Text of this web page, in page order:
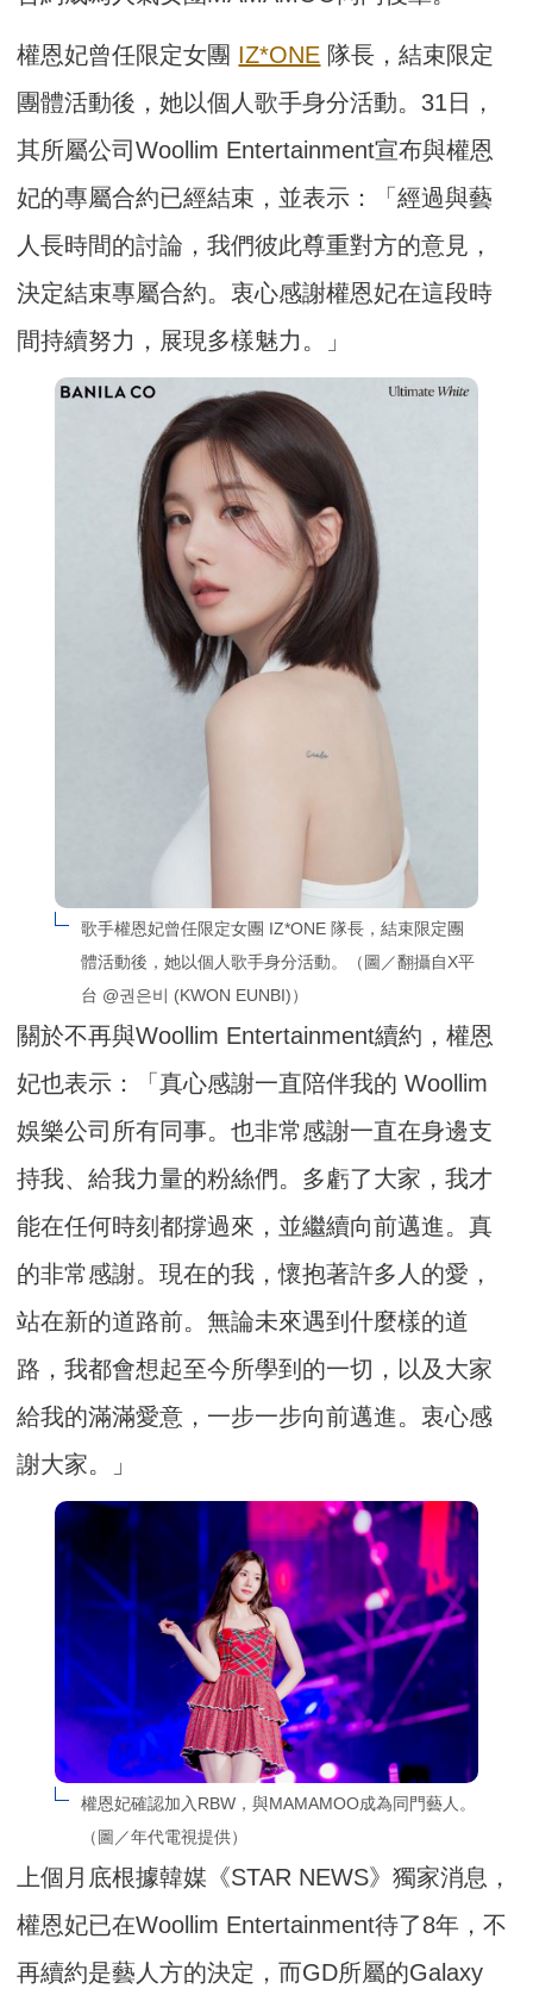
權恩妃曾任限定女團 IZ*ONE 隊長，結束限定
團體活動後，她以個人歌手身分活動。31日，
其所屬公司Woollim Entertainment宣布與權恩
妃的專屬合約已經結束，並表示：「經過與藝
人長時間的討論，我們彼此尊重對方的意見，
決定結束專屬合約。衷心感謝權恩妃在這段時
間持續努力，展現多樣魅力。」
歌手權恩妃曾任限定女團 IZ*ONE 隊長，結束限定團
體活動後，她以個人歌手身分活動。（圖／翻攝自X平
台 @권은비 (KWON EUNBI)）
關於不再與Woollim Entertainment續約，權恩
妃也表示：「真心感謝一直陪伴我的 Woollim
娛樂公司所有同事。也非常感謝一直在身邊支
持我、給我力量的粉絲們。多虧了大家，我才
能在任何時刻都撐過來，並繼續向前邁進。真
的非常感謝。現在的我，懷抱著許多人的愛，
站在新的道路前。無論未來遇到什麼樣的道
路，我都會想起至今所學到的一切，以及大家
給我的滿滿愛意，一步一步向前邁進。衷心感
謝大家。」
權恩妃確認加入RBW，與MAMAMOO成為同門藝人。
（圖／年代電視提供）
上個月底根據韓媒《STAR NEWS》獨家消息，
權恩妃已在Woollim Entertainment待了8年，不
再續約是藝人方的決定，而GD所屬的Galaxy